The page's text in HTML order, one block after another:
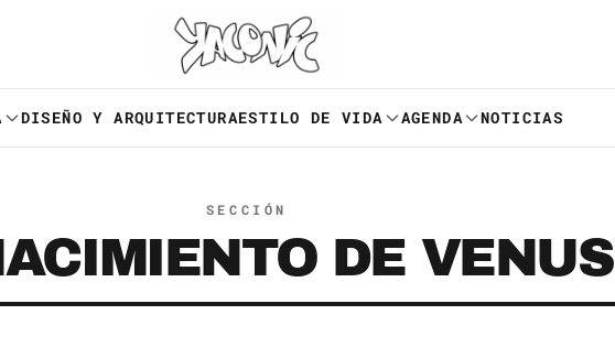
DISEÑO Y ARQUITECTURAESTILO DE VIDA AGENDA NOTICIAS
SECCIÓN
DE VENUS